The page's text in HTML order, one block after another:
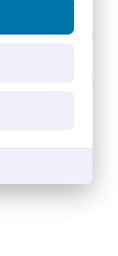
73 Další »